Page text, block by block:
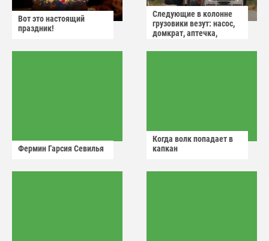
Вот это настоящий
праздник!
Следующие в колонне
грузовики везут: насос,
домкрат, аптечка,
Фермин Гарсия Севилья
Когда волк попадает в
капкан